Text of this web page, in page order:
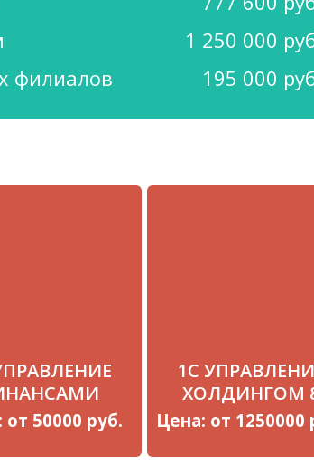
1 250 000
филиалов
195 000
от 50000 руб.
1С
ХОЛДИНГОМ
Цена: от 1250000